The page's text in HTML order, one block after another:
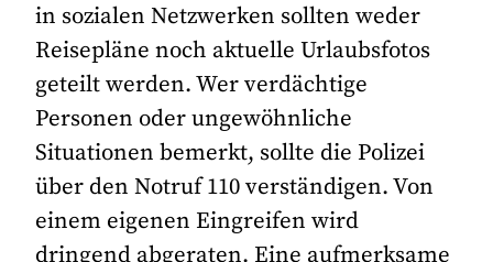
in sozialen Netzwerken sollten weder
Reisepläne noch aktuelle Urlaubsfotos
geteilt werden. Wer verdächtige
Personen oder ungewöhnliche
Situationen bemerkt, sollte die Polizei
über den Notruf 110 verständigen. Von
einem eigenen Eingreifen wird
dringend abgeraten. Eine aufmerksame